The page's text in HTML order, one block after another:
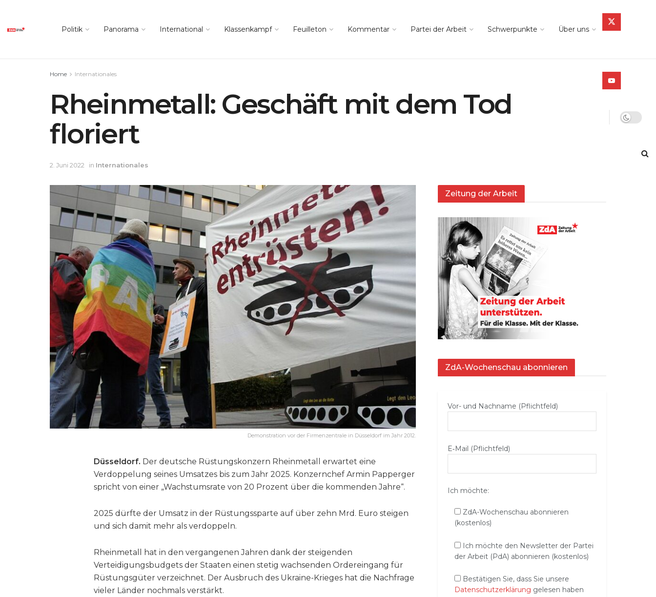
Politik Panorama International Klassenkampf Feuilleton Kommentar Partei der Arbeit Schwerpunkte Über uns
Home Internationales
Rheinmetall: Geschäft mit dem Tod
floriert
2. Juni 2022 in Internationales
Demonstration vor der Firmenzentrale in Düsseldorf im Jahr 2012.
Düsseldorf. Der deutsche Rüstungskonzern Rheinmetall erwartet eine
Verdoppelung seines Umsatzes bis zum Jahr 2025. Konzernchef Armin Papperger
spricht von einer „Wachstumsrate von 20 Prozent über die kommenden Jahre“.
2025 dürfte der Umsatz in der Rüstungssparte auf über zehn Mrd. Euro steigen
und sich damit mehr als verdoppeln.
Rheinmetall hat in den vergangenen Jahren dank der steigenden
Verteidigungsbudgets der Staaten einen stetig wachsenden Ordereingang für
Rüstungsgüter verzeichnet. Der Ausbruch des Ukraine-Krieges hat die Nachfrage
vieler Länder nochmals verstärkt.
Zeitung der Arbeit
ZdA-Wochenschau abonnieren
Vor- und Nachname (Pflichtfeld)
E‑Mail (Pflichtfeld)
Ich möchte:
ZdA-Wochenschau abonnieren
(kostenlos)
Ich möchte den Newsletter der Partei
der Arbeit (PdA) abonnieren (kostenlos)
Bestätigen Sie, dass Sie unsere
Datenschutzerklärung gelesen haben